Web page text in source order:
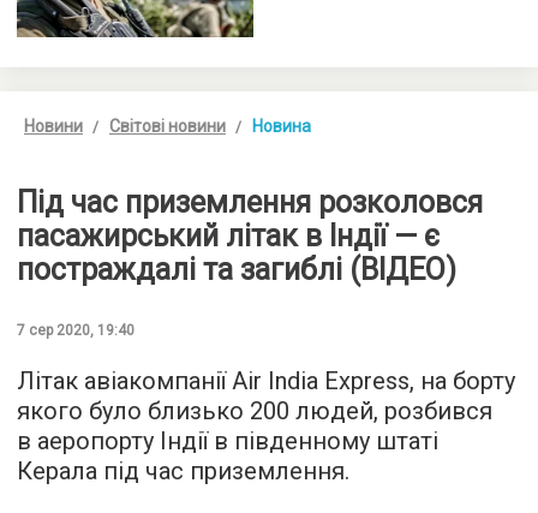
Новини Світові новини Новина
Під час приземлення розколовся
пасажирський літак в Індії — є
постраждалі та загиблі (ВІДЕО)
7 сер 2020, 19:40
Літак авіакомпанії Air India Express, на борту
якого було близько 200 людей, розбився
в аеропорту Індії в південному штаті
Керала під час приземлення.